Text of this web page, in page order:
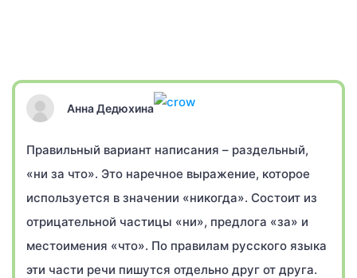
Анна Дедюхина
Правильный вариант написания – раздельный,
«ни за что». Это наречное выражение, которое
используется в значении «никогда». Состоит из
отрицательной частицы «ни», предлога «за» и
местоимения «что». По правилам русского языка
эти части речи пишутся отдельно друг от друга.